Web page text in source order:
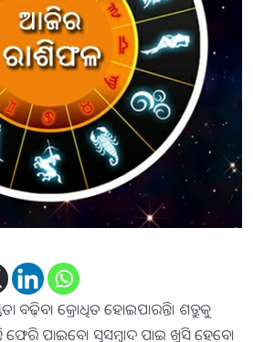
ବଢ଼ିବ। କ୍ରୋଧିତ ହୋଇପାରନ୍ତି। ଶତ୍ରୁକୁ
ପାଇବେ। ସୁସମ୍ବାଦ ପାଇ ଖୁସି ହେବେ।